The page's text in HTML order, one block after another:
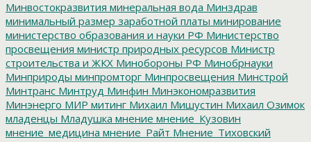
Минвостокразвития минеральная вода Минздрав
минимальный размер заработной платы минирование
министерство образования и науки РФ Министерство
просвещения министр природных ресурсов Министр
строительства и ЖКХ Минобороны РФ Минобрнауки
Минприроды минпромторг Минпросвещения Минстрой
Минтранс Минтруд Минфин Минэкономразвития
Минэнерго МИР митинг Михаил Мишустин Михаил Озимок
младенцы Младушка мнение мнение_Кузовин
мнение_медицина мнение_Райт Мнение_Тиховский